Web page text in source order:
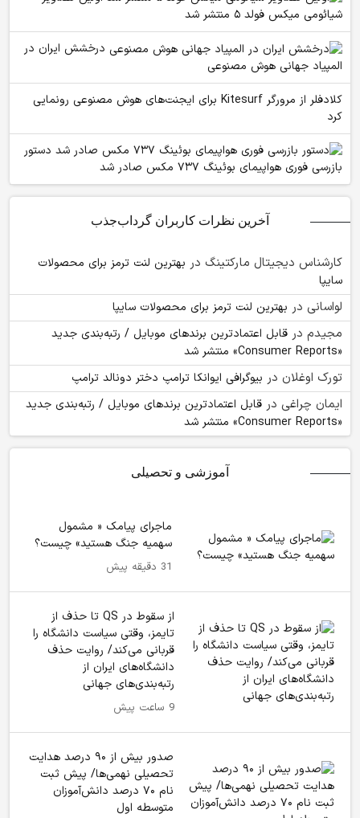
شیائومی میکس فولد ۵ منتشر شد
درخشش ایران در
المپیاد جهانی هوش مصنوعی
کلادفلر از مرورگر Kitesurf برای ایجنت‌های هوش مصنوعی رونمایی
کرد
دستور
بازرسی فوری هواپیمای بوئینگ ۷۳۷ مکس صادر شد
آخرین نظرات کاربران گرداب‌جذب
کارشناس دیجیتال مارکتینگ در بهترین لنت ترمز برای محصولات
سایپا
لواسانی در بهترین لنت ترمز برای محصولات سایپا
مجیدم در قابل اعتمادترین برندهای موبایل / رتبه‌بندی جدید
«Consumer Reports» منتشر شد
تورک اوغلان در بیوگرافی ایوانکا ترامپ دختر دونالد ترامپ
ایمان چراغی در قابل اعتمادترین برندهای موبایل / رتبه‌بندی جدید
«Consumer Reports» منتشر شد
آموزشی و تحصیلی
ماجرای پیامک « مشمول
سهمیه جنگ هستید» چیست؟
31 دقیقه پیش
از سقوط در QS تا حذف از
تایمز، وقتی سیاست دانشگاه را
قربانی می‌کند/ روایت حذف
دانشگاه‌های ایران از
رتبه‌بندی‌های جهانی
9 ساعت پیش
صدور بیش از ۹۰ درصد هدایت
تحصیلی نهمی‌ها/ پیش ثبت
نام ۷۰ درصد دانش‌آموزان
متوسطه اول